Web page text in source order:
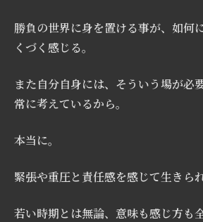
勝負の世界に身を置ける事が、如何
くづく感じる。
また自分自身には、そういう場が必
常に考えているから。
本当に。
緊張や重圧と責任感を感じて生きられ
若い時期とは無論、意味も感じ方も